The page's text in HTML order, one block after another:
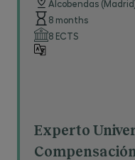
Alcobendas
8 months
8 ECTS
Experto